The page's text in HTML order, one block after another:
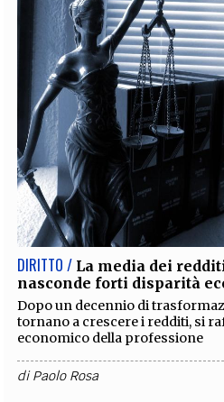
DIRITTO / La media dei
nasconde forti disparità
Dopo un decennio di
tornano a crescere i redditi, si
economico della professione
diPaolo Rosa